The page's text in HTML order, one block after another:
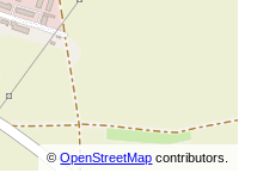
©OpenStreetMap contributors.